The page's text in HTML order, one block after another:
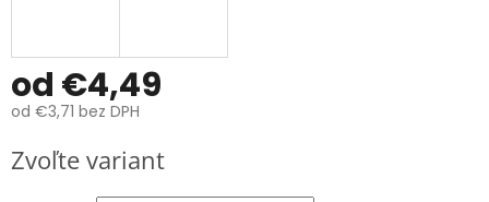
od €4,49
od €3,71 bez DPH
cena:
Zvoľte variant